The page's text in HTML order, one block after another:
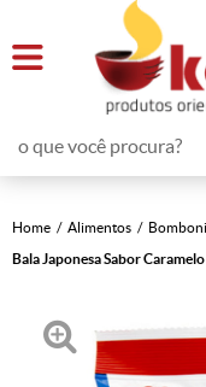
Home Alimentos
Bala Japonesa Sabor